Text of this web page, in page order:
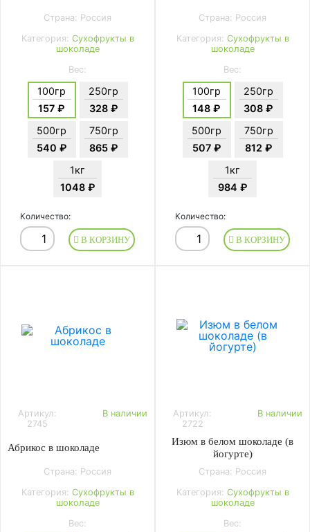
Страна: Россия
Категория: Сухофрукты в
шоколаде
Вес:
100гр
157 ₽
250гр
328 ₽
500гр
540 ₽
750гр
865 ₽
1кг
1048 ₽
Количество:
В КОРЗИНУ
Страна: Россия
Категория: Сухофрукты в
шоколаде
Вес:
100гр
148 ₽
250гр
308 ₽
500гр
507 ₽
750гр
812 ₽
1кг
984 ₽
Количество:
В КОРЗИНУ
Артикул:
2745
В наличии
Абрикос в шоколаде
Страна: Россия
Категория: Сухофрукты в
шоколаде
Вес:
Артикул:
2722
В наличии
Изюм в белом шоколаде (в
йогурте)
Страна: Россия
Категория: Сухофрукты в
шоколаде
Вес: